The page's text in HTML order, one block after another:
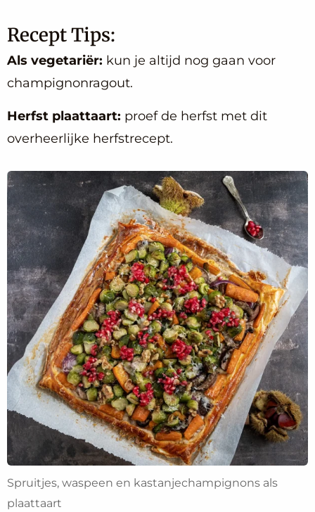
Recept Tips:
Als vegetariër: kun je altijd nog gaan voor
champignonragout.
Herfst plaattaart: proef de herfst met dit
overheerlijke herfstrecept.
Spruitjes, waspeen en kastanjechampignons als
plaattaart